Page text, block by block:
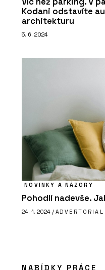
Kodani odstavíte
architekturu
5. 6. 2024
NOVINKY A NÁZORY
Pohodlí nadevše.
24. 1. 2024 / ADVERTORIAL
NABÍDKY PRÁCE